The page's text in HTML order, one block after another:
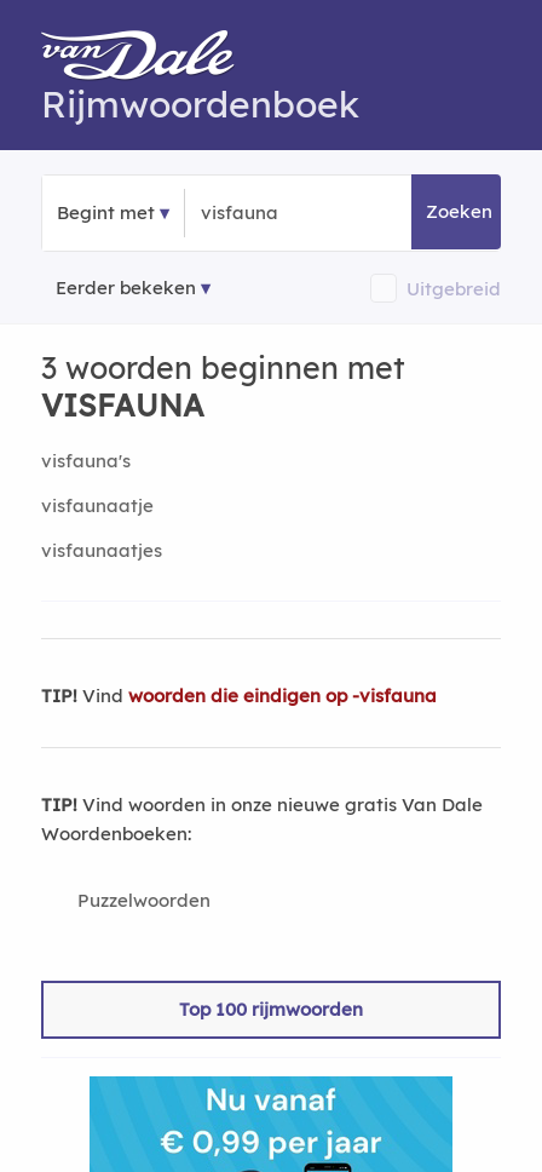
Rijmwoordenboek
Begint met Zoeken
Eerder bekeken Uitgebreid
3 woorden beginnen met
VISFAUNA
visfauna's
visfaunaatje
visfaunaatjes
TIP!Vind woorden die eindigen op -visfauna
TIP!Vind woorden in onze nieuwe gratis Van Dale
Woordenboeken:
Puzzelwoorden
Top 100 rijmwoorden